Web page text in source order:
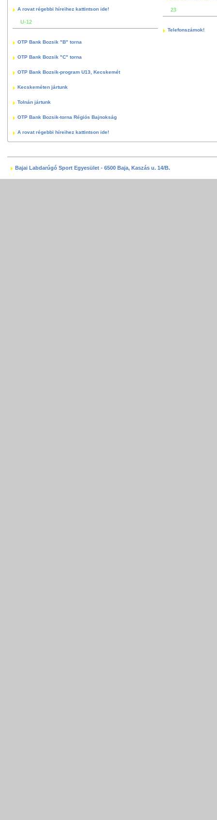
A rovat régebbi híreihez kattintson ide!
U-12
OTP Bank Bozsik "B" torna
OTP Bank Bozsik "C" torna
OTP Bank Bozsik-program U13, Kecskemét
Kecskeméten jártunk
Tolnán jártunk
OTP Bank Bozsik-torna Régiós Bajnokság
A rovat régebbi híreihez kattintson ide!
23
Telefonszámok!
Bajai Labdarúgó Sport Egyesület - 6500 Baja, Kaszás u. 14/B.